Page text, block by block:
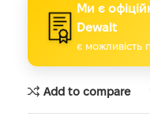
Ми є
Dewalt
є можливість
Add to compare